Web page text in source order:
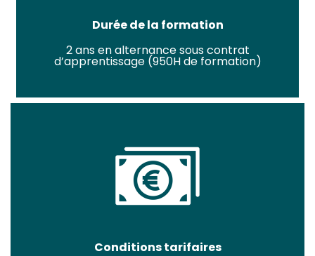
Durée de la formation
2 ans en alternance sous contrat
d’apprentissage (950H de formation)
Conditions tarifaires